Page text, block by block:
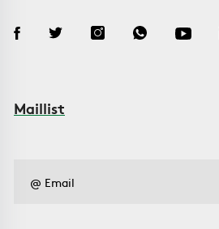
Maillist